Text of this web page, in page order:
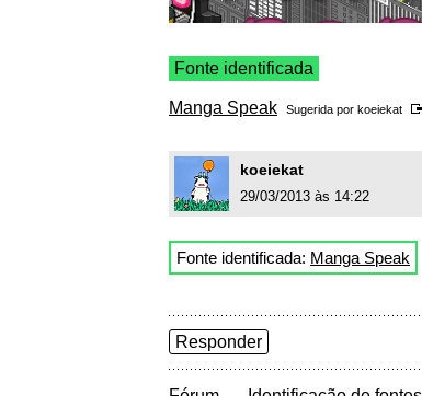
Fonte identificada
Manga Speak Sugerida por koeiekat
koeiekat
29/03/2013 às 14:22
Fonte identificada: Manga Speak
Responder